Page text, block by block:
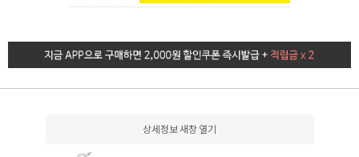
상세정보 새창 열기